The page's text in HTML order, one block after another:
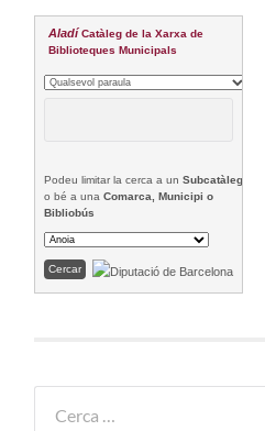
Aladí Catàleg de la Xarxa de
Biblioteques Municipals
Podeu limitar la cerca a unSubcatàleg
o bé a unaComarca, Municipi o
Bibliobús